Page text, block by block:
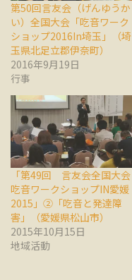
第50回言友会（げんゆうか
い）全国大会「吃音ワーク
ショップ2016In埼玉」（埼
玉県北足立郡伊奈町）
2016年9月19日
行事
「第49回 言友会全国大会
吃音ワークショップIN愛媛
2015」②「吃音と発達障
害」（愛媛県松山市）
2015年10月15日
地域活動